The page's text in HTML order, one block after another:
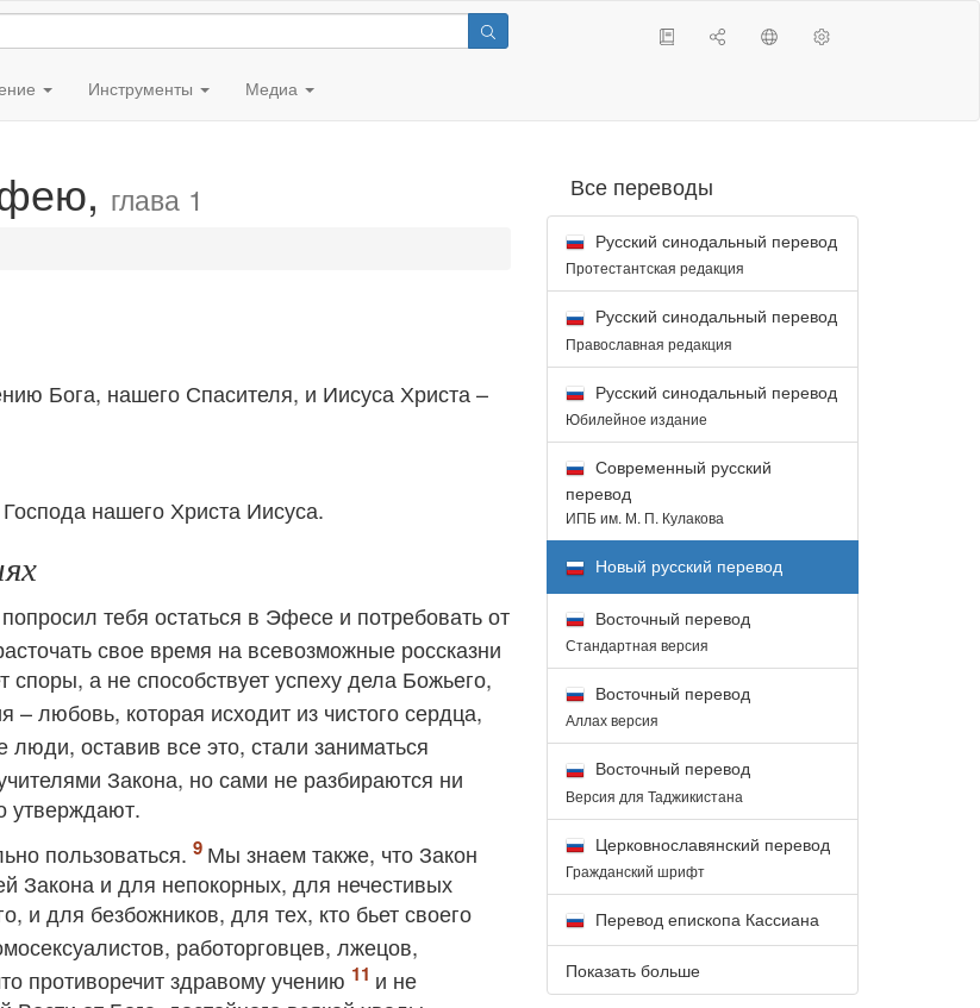
Инструменты Медиа
глава 1
Бога, нашего Спасителя, и Иисуса Христа –
нашего Христа Иисуса.
тебя остаться в Эфесе и потребовать от
свое время на всевозможные россказни
а не способствует успеху дела Божьего,
– любовь, которая исходит из чистого сердца,
люди, оставив все это, стали заниматься
Закона, но сами не разбираются ни
утверждают.
пользоваться.
Мы знаем также, что Закон
Закона и для непокорных, для нечестивых
и для безбожников, для тех, кто бьет своего
работорговцев, лжецов,
противоречит здравому учению
и не
Все переводы
Русский синодальный перевод
Протестантская редакция
Русский синодальный перевод
Православная редакция
Русский синодальный перевод
Юбилейное издание
Современный русский
перевод
ИПБ им. М. П. Кулакова
Новый русский перевод
Восточный перевод
Стандартная версия
Восточный перевод
Аллах версия
Восточный перевод
Версия для Таджикистана
Церковнославянский перевод
Гражданский шрифт
Перевод епископа Кассиана
Показать больше